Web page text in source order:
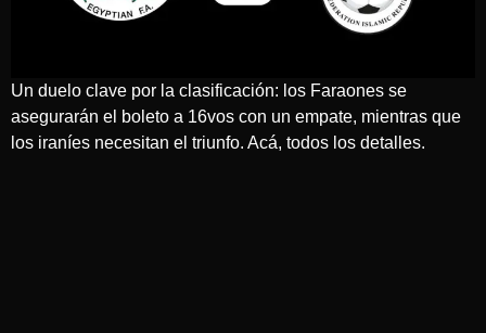
Un duelo clave por la clasificación: los Faraones se
asegurarán el boleto a 16vos con un empate, mientras que
los iraníes necesitan el triunfo. Acá, todos los detalles.